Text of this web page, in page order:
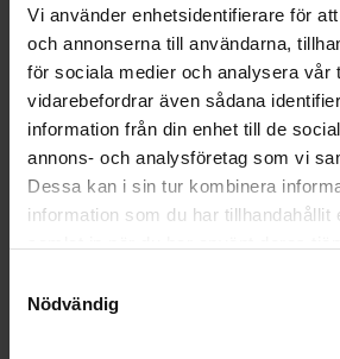
Vi använder enhetsidentifierare för
och annonserna till användarna,
för sociala medier och analysera vår
vidarebefordrar även sådana
information från din enhet till de
annons- och analysföretag som vi
Dessa kan i sin tur kombinera
information som du har tillhandahållit
Nödvändig
Mer på ämnet
Arbetsmiljö
Så höjer du arbetsglädjen
Höj arbetsglädjen med dessa tre tips
Motivation